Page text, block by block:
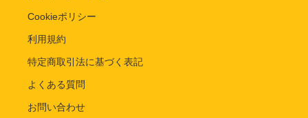
Cookieポリシー
利用規約
特定商取引法に基づく表記
よくある質問
お問い合わせ